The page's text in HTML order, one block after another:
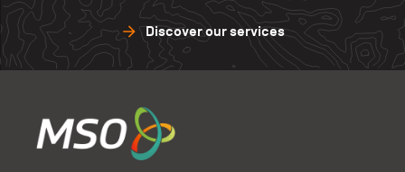
Discover our services